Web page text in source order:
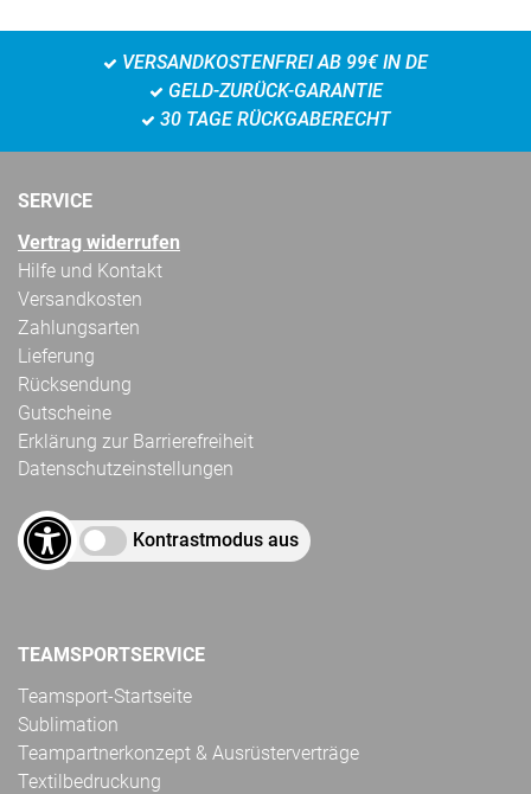
VERSANDKOSTENFREI AB 99€ IN DE
GELD-ZURÜCK-GARANTIE
30 TAGE RÜCKGABERECHT
SERVICE
Vertrag widerrufen
Hilfe und Kontakt
Versandkosten
Zahlungsarten
Lieferung
Rücksendung
Gutscheine
Erklärung zur Barrierefreiheit
Datenschutzeinstellungen
Kontrastmodus aus
TEAMSPORTSERVICE
Teamsport-Startseite
Sublimation
Teampartnerkonzept & Ausrüsterverträge
Textilbedruckung